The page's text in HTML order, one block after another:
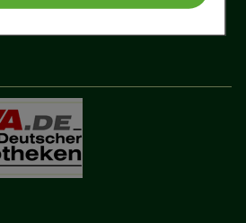
werden genutzt um das
ansprechender zu gestalten,
Seite an bevorzugte
Spracheinstellung)
Cookies ermöglichen es uns
zugeschrittene Inhalte
Partnerprogramm zu